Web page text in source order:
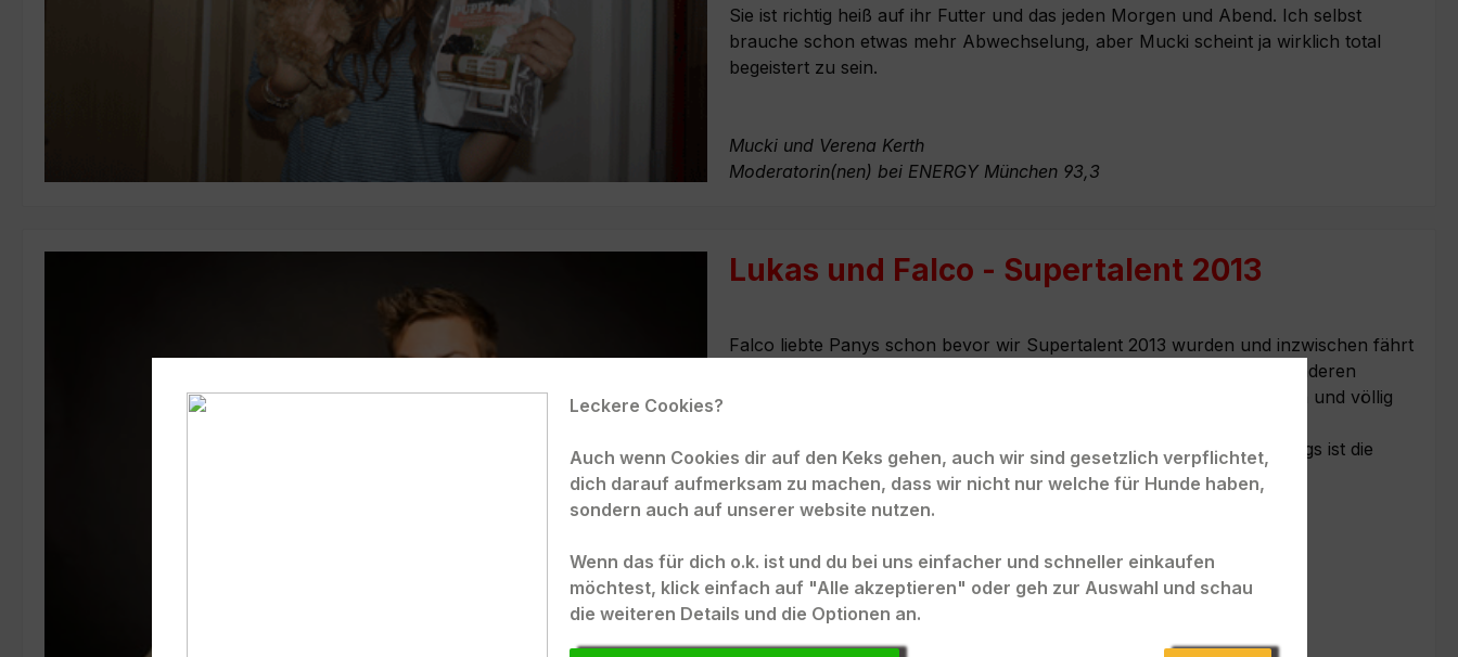
Sie ist richtig heiß auf ihr Futter und das jeden Morgen und Abend. Ich selbst
brauche schon etwas mehr Abwechselung, aber Mucki scheint ja wirklich total
begeistert zu sein.
Mucki und Verena Kerth
Moderatorin(nen) bei ENERGY München 93,3
Lukas und Falco - Supertalent 2013
Falco liebte Panys schon bevor wir Supertalent 2013 wurden und inzwischen fährt
auch unser Nachwuchs Joke voll darauf ab. Auf jeder Messe oder anderen
Veranstaltungen merkt man, wie die beiden den PANYS-Stand suchen und völlig
Die Trainingsleckerchen haben es den beiden richtig angetan. Allerdings ist die
Wurst nicht zu toppen. Da flippen beide völlig aus.
Lukas und Falco
Leckere Cookies?
Auch wenn Cookies dir auf den Keks gehen, auch wir sind gesetzlich verpflichtet,
dich darauf aufmerksam zu machen, dass wir nicht nur welche für Hunde haben,
sondern auch auf unserer website nutzen.
Wenn das für dich o.k. ist und du bei uns einfacher und schneller einkaufen
möchtest, klick einfach auf "Alle akzeptieren" oder geh zur Auswahl und schau
die weiteren Details und die Optionen an.